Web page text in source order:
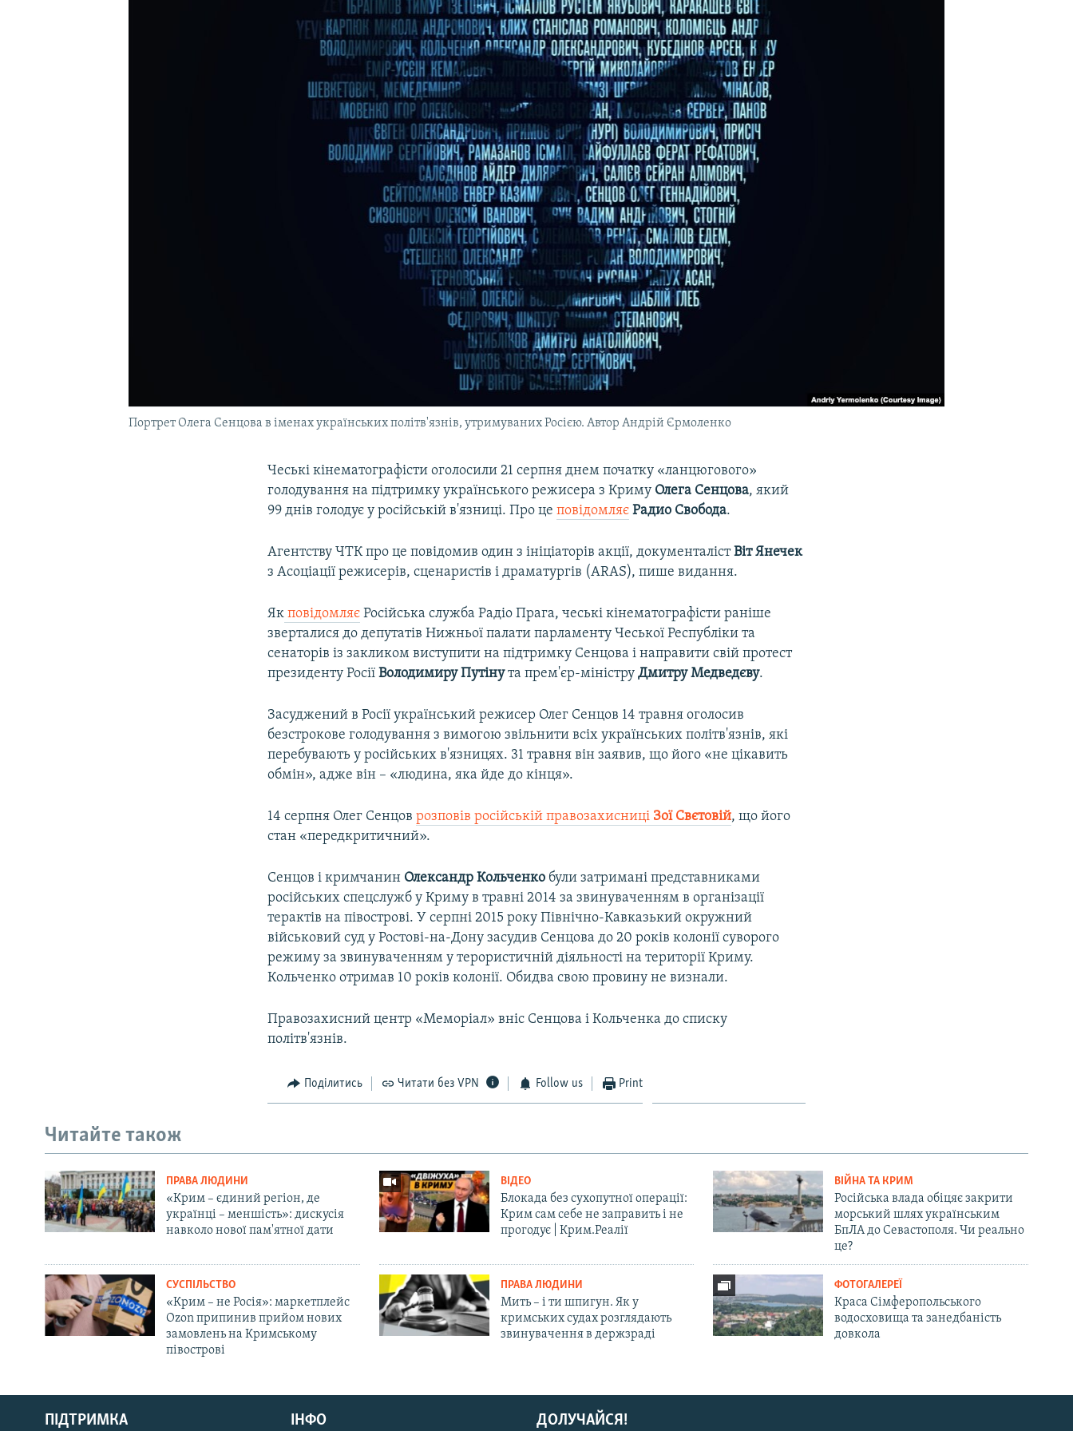
Русский
Qırımtatar
Портрет Олега Сенцова в іменах українських політв'язнів, утримуваних Росією. Автор Андрій Єрмоленко
Чеські кінематографісти оголосили 21 серпня днем початку «ланцюгового»
голодування на підтримку українського режисера з Криму Олега Сенцова, який
99 днів голодує у російській в'язниці. Про цеповідомляє Радио Свобода.
Агентству ЧТК про це повідомив один з ініціаторів акції, документалістВіт Янечек
з Асоціації режисерів, сценаристів і драматургів (ARAS), пише видання.
Як повідомляє Російська служба Радіо Прага, чеські кінематографісти раніше
зверталися до депутатів Нижньої палати парламенту Чеської Республіки та
сенаторів із закликом виступити на підтримку Сенцова і направити свій протест
президенту РосіїВолодимиру Путінута прем'єр-мініструДмитру Медведєву.
Засуджений в Росії український режисер Олег Сенцов 14 травня оголосив
безстрокове голодування з вимогою звільнити всіх українських політв'язнів, які
перебувають у російських в'язницях. 31 травня він заявив, що його «не цікавить
обмін», адже він – «людина, яка йде до кінця».
14 серпня Олег Сенцоврозповів російській правозахисниці Зої Свєтовій, що його
стан «передкритичний».
Сенцов і кримчанин Олександр Кольченко були затримані представниками
російських спецслужб у Криму в травні 2014 за звинуваченням в організації
терактів на півострові. У серпні 2015 року Північно-Кавказький окружний
військовий суд у Ростові-на-Дону засудив Сенцова до 20 років колонії суворого
режиму за звинуваченням у терористичній діяльності на території Криму.
Кольченко отримав 10 років колонії. Обидва свою провину не визнали.
Правозахисний центр «Меморіал» вніс Сенцова і Кольченка до списку
політв'язнів.
Поділитись Читати без VPN Follow us Print
Читайте також
ПРАВА ЛЮДИНИ
«Крим – єдиний регіон, де
українці – меншість»: дискусія
навколо нової пам'ятної дати
ВІДЕО
Блокада без сухопутної операції:
Крим сам себе не заправить і не
прогодує | Крим.Реалії
ВІЙНА ТА КРИМ
Російська влада обіцяє закрити
морський шлях українським
БпЛА до Севастополя. Чи реально
це?
СУСПІЛЬСТВО
«Крим – не Росія»: маркетплейс
Ozon припинив прийом нових
замовлень на Кримському
півострові
ПРАВА ЛЮДИНИ
Мить – і ти шпигун. Як у
кримських судах розглядають
звинувачення в держзраді
ФОТОГАЛЕРЕЇ
Краса Сімферопольського
водосховища та занедбаність
довкола
ДОЛУЧАЙСЯ!
ПІДТРИМКА ІНФО